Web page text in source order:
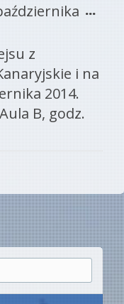
z
i na
2014.
B, godz.
...